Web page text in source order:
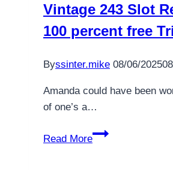
inside
the
Position
Vintage 243 Slot
100 percent free
Byssinter.mike 08/06/2025
Amanda could have been
of one’s a…
Read More
Vintage